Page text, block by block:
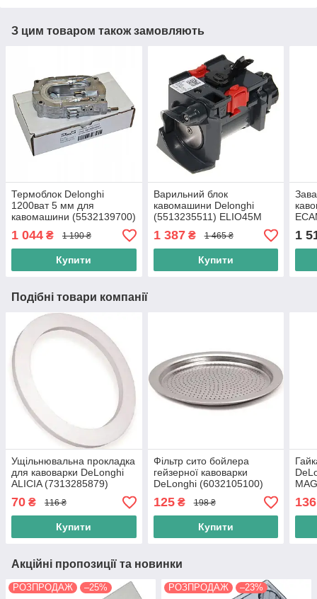
З цим товаром також замовляють
Термоблок Delonghi
1200ват 5 мм для
кавомашини (5532139700)
Оріг
1 044 ₴ 1 190 ₴
Купити
Варильний блок
кавомашини Delonghi
(5513235511) ELIO45M
EABI66.00 MAGNIFICA
ESAM3300
1 387₴ 1 465 ₴
Купити
1
Подібні товари компанії
Ущільнювальна прокладка
для кавоварки DeLonghi
ALICIA (7313285879)
70 ₴ 116 ₴
Купити
Фільтр сито бойлера
гейзерної кавоварки
DeLonghi (6032105100)
125₴ 198 ₴
Купити
136
Акційні пропозиції та новинки
РОЗПРОДАЖ –25% РОЗПРОДАЖ –23%